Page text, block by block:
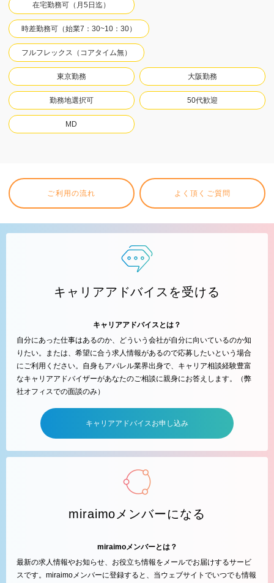
在宅勤務可（月5日迄）
時差勤務可（始業7：30~10：30）
フルフレックス（コアタイム無）
東京勤務 大阪勤務
勤務地選択可 50代歓迎
MD
ご利用の流れ よく頂くご質問
キャリアアドバイスを受ける
キャリアアドバイスとは？
自分にあった仕事はあるのか、どういう会社が自分に向いているのか知
りたい。または、希望に合う求人情報があるので応募したいという場合
にご利用ください。自身もアパレル業界出身で、キャリア相談経験豊富
なキャリアアドバイザーがあなたのご相談に親身にお答えします。（弊
社オフィスでの面談のみ）
キャリアアドバイスお申し込み
miraimoメンバーになる
miraimoメンバーとは？
最新の求人情報やお知らせ、お役立ち情報をメールでお届けするサービ
スです。miraimoメンバーに登録すると、当ウェブサイトでいつでも情報